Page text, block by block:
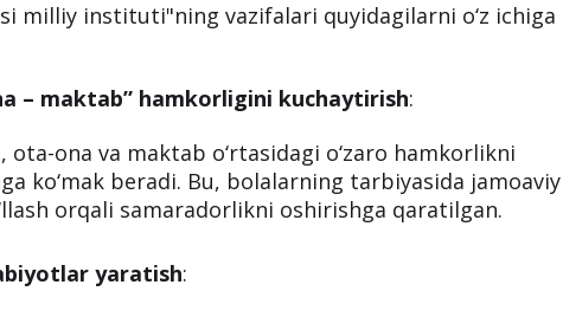
milliy instituti"ning vazifalari quyidagilarni o‘z ichiga
– maktab” hamkorligini kuchaytirish:
ona va maktab o‘rtasidagi o‘zaro hamkorlikni
ko‘mak beradi. Bu, bolalarning tarbiyasida jamoaviy
orqali samaradorlikni oshirishga qaratilgan.
yaratish: